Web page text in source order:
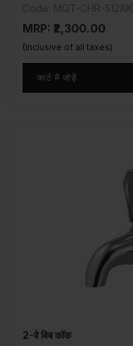
MRP: ₹2,300.00
(Inclusive of all taxes)
कार्ट में जोड़ें
2-वे बिब कॉक